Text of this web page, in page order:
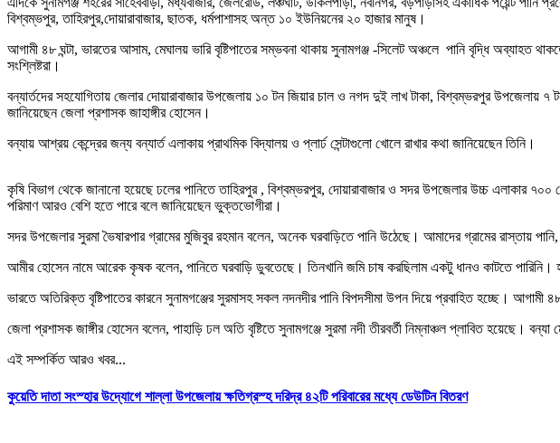
বিশ্বম্ভপুর, তাহিরপুর,দোয়ারাবাজার, ছাতক, ধর্মপাশাসহ অন্ত ১০ ইউনিয়নের ২০ হাজার মানুষ।
আগামী ৪৮ ঘন্টা, ভারতের আসাম, মেঘালয় ভারি বৃষ্টিপাতের সম্ভবনা থাকায় সুনামগঞ্জ -সিলেট অঞ্চলে পানি বৃদ্ধি অব্যাহত
সংশ্লিষ্টরা।
বন্যার্তদের সহযোগিতায় জেলার দোয়ারাবাজার উপজেলায় ১০ টন জিয়ার চাল ও নগদ দুই লাখ টাকা, বিশ্বম্ভরপুর উপজেলায় ৭
জানিয়েছেন জেলা প্রশাসক জাহাঙ্গীর হোসেন।
বন্যায় আশ্রয় কেন্দ্রের জন্য বন্যার্ত এলাকায় প্রাথমিক বিদ্যালয় ও প্লার্ঢ সেন্টাগুলো খোলে রাখার কথা জানিয়েছেন তিনি।
কৃষি বিভাগ থেকে জানানো হয়েছে ঢলের পানিতে তাহিরপুর , বিশ্বম্ভরপুর, দোয়ারাবাজার ও সদর উপজেলার উচ্চ এলাকার
পরিমাণ আরও বেশি হতে পারে বলে জানিয়েছেন ভুক্তভোগীরা।
সদর উপজেলার সুরমা ভৈষারপার গ্রামের মুজিবুর রহমান বলেন, অনেক ঘরবাড়িতে পানি উঠেছে। আমাদের গ্রামের রাস্তায়
আমীর হোসেন নামে আরেক কৃষক বলেন, পানিতে ঘরবাড়ি ডুবতেছে। তিনখানি জমি চাষ করছিলাম একটু ধানও কাটতে পারিনি।
ভারতে অতিরিক্ত বৃষ্টিপাতের কারনে সুনামগঞ্জের সুরমাসহ সকল নদনদীর পানি বিপদসীমা উপন দিয়ে প্রবাহিত হচ্ছে। আগামী
জেলা প্রশাসক জাঙ্গীর হোসেন বলেন, পাহাড়ি ঢল অতি বৃষ্টিতে সুনামগঞ্জে সুরমা নদী তীরবর্তী নিম্নাঞ্চল প্লাবিত হয়েছে।
এই সম্পর্কিত আরও খবর...
কুয়েতি দাতা সংস্হার উদ্যোগে শাল্লা উপজেলায় ক্ষতিগ্রস্হ দরিদ্র ৪২টি পরিবারের মধ্যে ডেউটিন বিতরণ